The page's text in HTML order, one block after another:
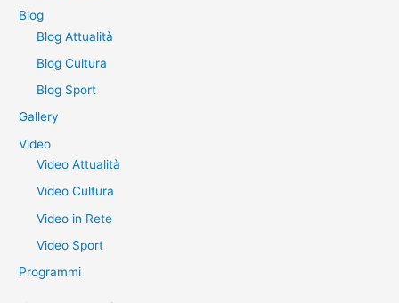
Blog
Blog Attualità
Blog Cultura
Blog Sport
Gallery
Video
Video Attualità
Video Cultura
Video in Rete
Video Sport
Programmi